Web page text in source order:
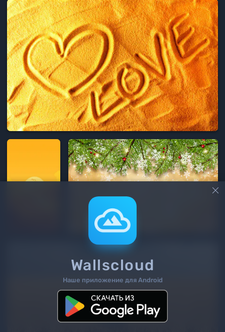
/ 197

Wallscloud
Наше приложение для Android